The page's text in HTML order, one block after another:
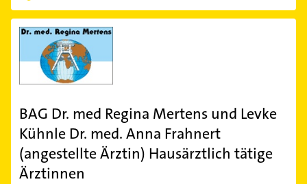
BAG Dr. med Regina Mertens und Levke
Kühnle Dr. med. Anna Frahnert
(angestellte Ärztin) Hausärztlich tätige
Ärztinnen